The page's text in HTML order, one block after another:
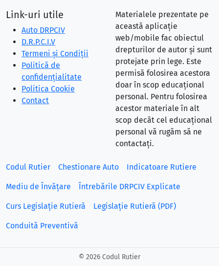
Link-uri utile
Auto DRPCIV
D.R.P.C.I.V
Termeni și Condiții
Politică de
confidențialitate
Politica Cookie
Contact
Materialele prezentate pe
această aplicație
web/mobile fac obiectul
drepturilor de autor și sunt
protejate prin lege. Este
permisă folosirea acestora
doar în scop educațional
personal. Pentru folosirea
acestor materiale în alt
scop decât cel educațional
personal vă rugăm să ne
contactați.
Codul Rutier Chestionare Auto Indicatoare Rutiere
Mediu de Învățare Întrebările DRPCIV Explicate
Curs Legislație Rutieră Legislație Rutieră (PDF)
Conduită Preventivă
© 2026 Codul Rutier